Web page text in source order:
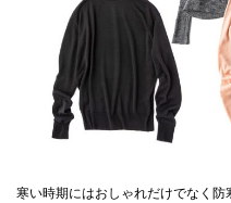
寒い時期にはおしゃれだけでなく